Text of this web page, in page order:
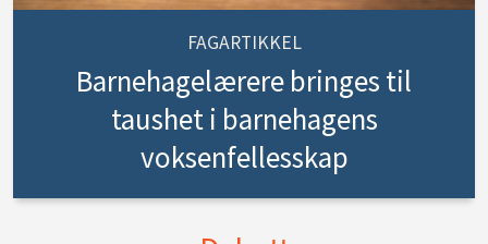
FAGARTIKKEL
Barnehagelærere bringes til
taushet i barnehagens
voksenfellesskap